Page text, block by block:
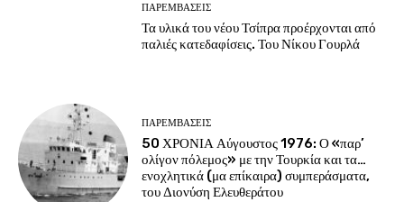
ΠΑΡΕΜΒΑΣΕΙΣ
Τα υλικά του νέου Τσίπρα προέρχονται από
παλιές κατεδαφίσεις. Του Νίκου Γουρλά
ΠΑΡΕΜΒΑΣΕΙΣ
50 ΧΡΟΝΙΑ Αύγουστος 1976: Ο «παρ’
ολίγον πόλεμος» με την Τουρκία και τα…
ενοχλητικά (μα επίκαιρα) συμπεράσματα,
του Διονύση Ελευθεράτου